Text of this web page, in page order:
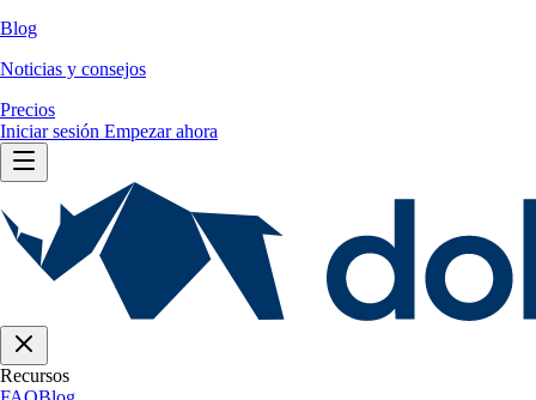
Blog
Noticias y consejos
Precios
Iniciar sesión Empezar ahora
Recursos